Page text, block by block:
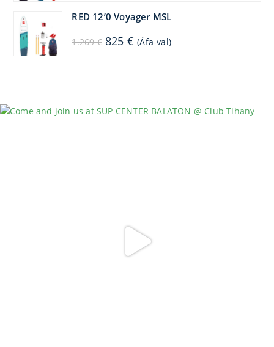
RED 12’0 Voyager MSL
1.269€ Original
price
825 € Current
price
(Áfa-val)